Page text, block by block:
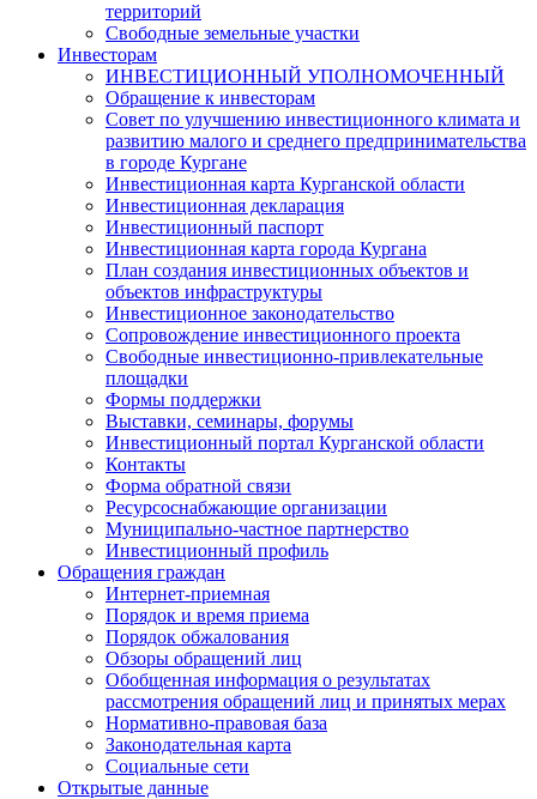
территорий
Свободные земельные участки
Инвесторам
ИНВЕСТИЦИОННЫЙ УПОЛНОМОЧЕННЫЙ
Обращение к инвесторам
Совет по улучшению инвестиционного климата и
развитию малого и среднего предпринимательства
в городе Кургане
Инвестиционная карта Курганской области
Инвестиционная декларация
Инвестиционный паспорт
Инвестиционная карта города Кургана
План создания инвестиционных объектов и
объектов инфраструктуры
Инвестиционное законодательство
Сопровождение инвестиционного проекта
Свободные инвестиционно-привлекательные
площадки
Формы поддержки
Выставки, семинары, форумы
Инвестиционный портал Курганской области
Контакты
Форма обратной связи
Ресурсоснабжающие организации
Муниципально-частное партнерство
Инвестиционный профиль
Обращения граждан
Интернет-приемная
Порядок и время приема
Порядок обжалования
Обзоры обращений лиц
Обобщенная информация о результатах
рассмотрения обращений лиц и принятых мерах
Нормативно-правовая база
Законодательная карта
Социальные сети
Открытые данные